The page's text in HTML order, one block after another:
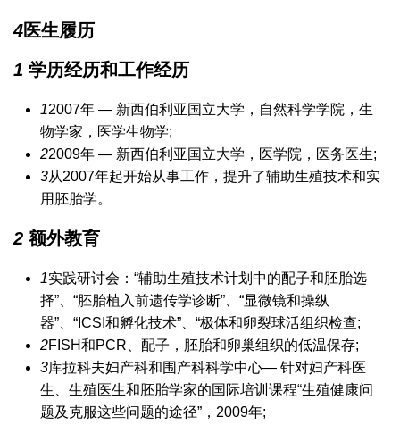
4医生履历
1 学历经历和工作经历
12007年 — 新西伯利亚国立大学，自然科学学院，生
物学家，医学生物学;
22009年 — 新西伯利亚国立大学，医学院，医务医生;
3从2007年起开始从事工作，提升了辅助生殖技术和实
用胚胎学。
2 额外教育
1实践研讨会：“辅助生殖技术计划中的配子和胚胎选
择”、“胚胎植入前遗传学诊断”、“显微镜和操纵
器”、“ICSI和孵化技术”、“极体和卵裂球活组织检查;
2FISH和PCR、配子，胚胎和卵巢组织的低温保存;
3库拉科夫妇产科和围产科科学中心— 针对妇产科医
生、生殖医生和胚胎学家的国际培训课程“生殖健康问
题及克服这些问题的途径”，2009年;